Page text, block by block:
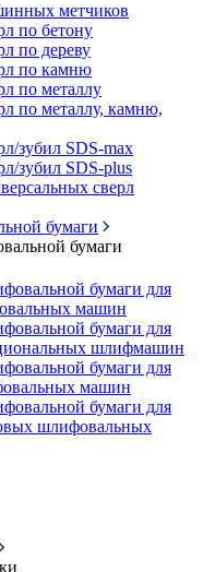
метчиков
по бетону
по дереву
по камню
по металлу
по металлу, камню,
зубил SDS-max
зубил SDS-plus
сверл
бумаги
бумаги
бумаги для
машин
бумаги для
шлифмашин
бумаги для
машин
бумаги для
шлифовальных